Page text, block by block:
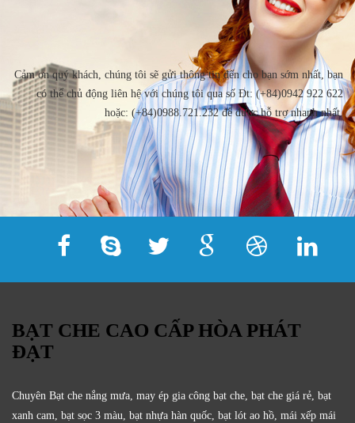
Cảm ơn quý khách, chúng tôi sẽ gửi thông tin đến cho bạn sớm nhất, bạn
có thể chủ động liên hệ với chúng tôi qua số Đt: (+84)0942 922 622
hoặc: (+84)0988.721.232 để được hỗ trợ nhanh nhất.
BẠT CHE CAO CẤP HÒA PHÁT
ĐẠT
Chuyên Bạt che nắng mưa, may ép gia công bạt che, bạt che giá rẻ, bạt
xanh cam, bạt sọc 3 màu, bạt nhựa hàn quốc, bạt lót ao hồ, mái xếp mái